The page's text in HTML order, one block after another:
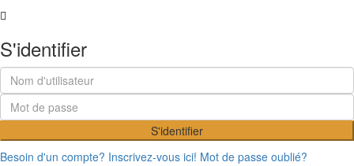
S'identifier
S'identifier
Besoin d'un compte? Inscrivez-vous ici! Mot de passe oublié?